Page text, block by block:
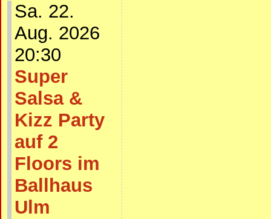
Sa. 22.
Aug. 2026
20:30
Super
Salsa &
Kizz Party
auf 2
Floors im
Ballhaus
Ulm